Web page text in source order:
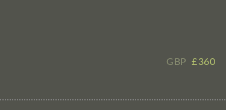
GBP £ ​360